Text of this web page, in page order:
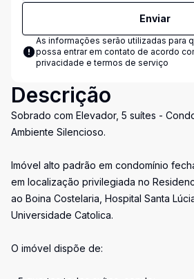
Enviar
As informações serão utilizadas para
possa entrar em contato de acordo
privacidade e termos de serviço
Descrição
Sobrado com Elevador, 5 suítes -
Ambiente Silencioso.
Imóvel alto padrão em condomínio
em localização privilegiada no
ao Boina Costelaria, Hospital Santa
Universidade Catolica.
O imóvel dispõe de: